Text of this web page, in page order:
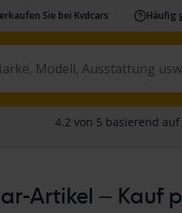
Sie bei Kvdcars Häufig
Artikel – Kauf